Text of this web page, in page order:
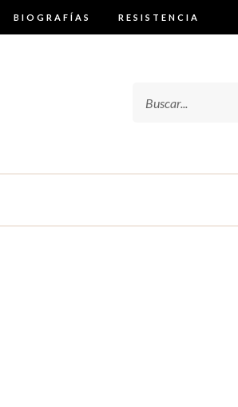
BIOGRAFÍAS RESISTENCIA